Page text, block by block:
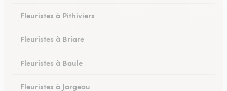
Fleuristes à Pithiviers
Fleuristes à Briare
Fleuristes à Baule
Fleuristes à Jargeau